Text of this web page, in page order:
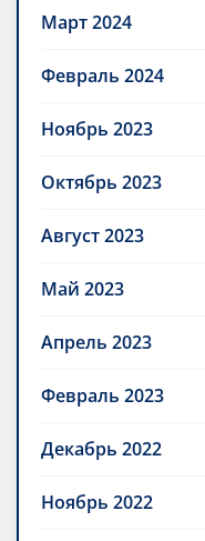
Март 2024
Февраль 2024
Ноябрь 2023
Октябрь 2023
Август 2023
Май 2023
Апрель 2023
Февраль 2023
Декабрь 2022
Ноябрь 2022